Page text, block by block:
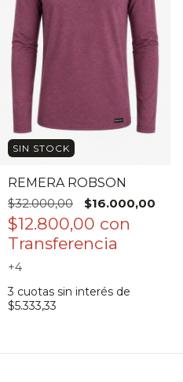
SIN STOCK
REMERA ROBSON
$32.000,00
$16.000,00
$12.800,00 con
+4
3 cuotas sin interés de
$5.333,33